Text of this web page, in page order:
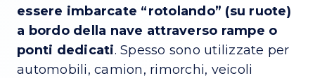
essere imbarcate “rotolando” (su ruote)
a bordo della nave attraverso rampe o
ponti dedicati. Spesso sono utilizzate per
automobili, camion, rimorchi, veicoli